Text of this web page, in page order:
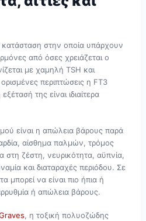
κατάσταση στην οποία υπάρχουν
από όσες χρειάζεται ο
με χαμηλή TSH και
περιπτώσεις η FT3
της είναι ιδιαίτερα
είναι η απώλεια βάρους παρά
αίσθημα παλμών, τρόμος
στη ζέστη, νευρικότητα, αϋπνία,
και διαταραχές περιόδου. Σε
μπορεί να είναι πιο ήπια ή
ή απώλεια βάρους.
, η τοξική πολυοζώδης